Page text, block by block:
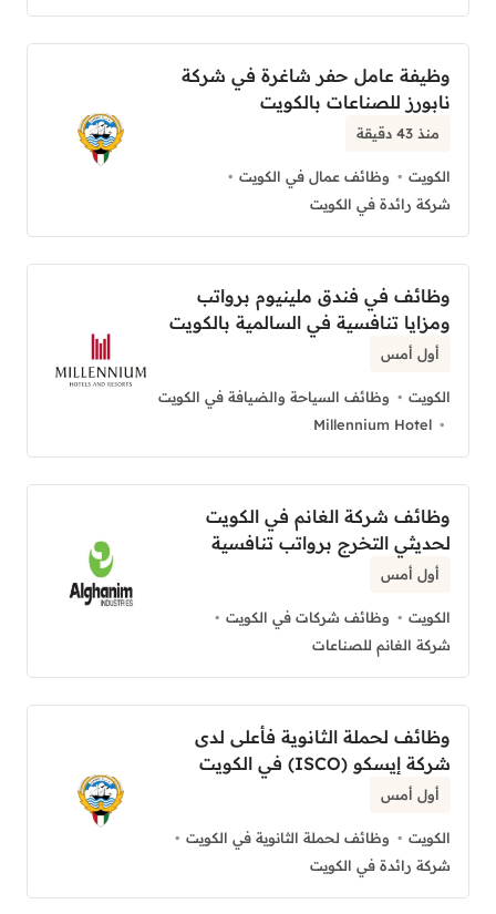
وظيفة عامل حفر شاغرة في شركة
نابورز للصناعات بالكويت
منذ 43 دقيقة
الكويت
وظائف عمال في الكويت
شركة رائدة في الكويت
وظائف في فندق ملينيوم برواتب
ومزايا تنافسية في السالمية بالكويت
أول أمس
الكويت
وظائف السياحة والضيافة في الكويت
Millennium Hotel
وظائف شركة الغانم في الكويت
لحديثي التخرج برواتب تنافسية
أول أمس
الكويت
وظائف شركات في الكويت
شركة الغانم للصناعات
وظائف لحملة الثانوية فأعلى لدى
شركة إيسكو (ISCO) في الكويت
أول أمس
الكويت
وظائف لحملة الثانوية في الكويت
شركة رائدة في الكويت